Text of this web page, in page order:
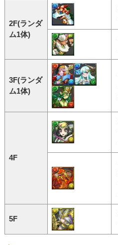
2F(ランダ
ム1体)
3F(ランダ
ム1体)
4F
5F